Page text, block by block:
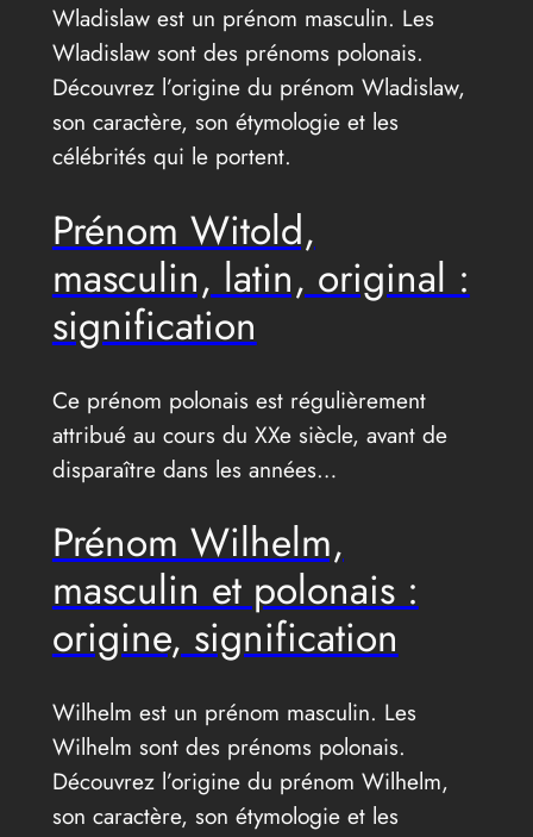
Wladislaw est un prénom masculin. Les
Wladislaw sont des prénoms polonais.
Découvrez l’origine du prénom Wladislaw,
son caractère, son étymologie et les
célébrités qui le portent.
Prénom Witold,
masculin, latin, original :
signification
Ce prénom polonais est régulièrement
attribué au cours du XXe siècle, avant de
disparaître dans les années…
Prénom Wilhelm,
masculin et polonais :
origine, signification
Wilhelm est un prénom masculin. Les
Wilhelm sont des prénoms polonais.
Découvrez l’origine du prénom Wilhelm,
son caractère, son étymologie et les